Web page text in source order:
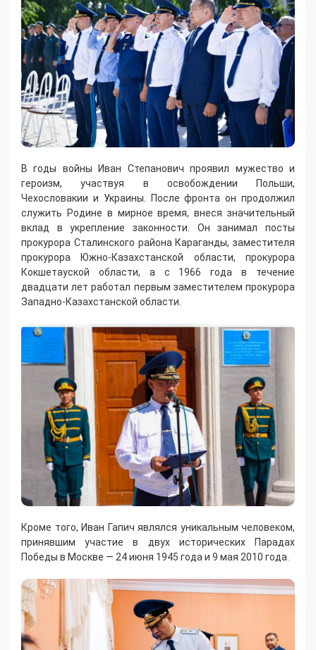
В годы войны Иван Степанович проявил мужество и
героизм, участвуя в освобождении Польши,
Чехословакии и Украины. После фронта он продолжил
служить Родине в мирное время, внеся значительный
вклад в укрепление законности. Он занимал посты
прокурора Сталинского района Караганды, заместителя
прокурора Южно-Казахстанской области, прокурора
Кокшетауской области, а с 1966 года в течение
двадцати лет работал первым заместителем прокурора
Западно-Казахстанской области.
Кроме того, Иван Гапич являлся уникальным человеком,
принявшим участие в двух исторических Парадах
Победы в Москве — 24 июня 1945 года и 9 мая 2010 года.